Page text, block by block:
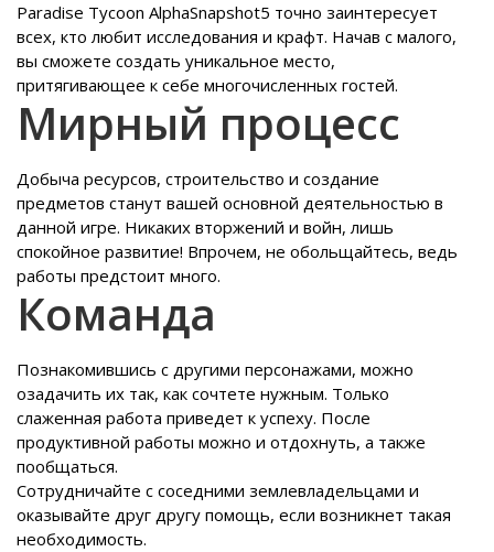
Paradise Tycoon AlphaSnapshot5 точно заинтересует
всех, кто любит исследования и крафт. Начав с малого,
вы сможете создать уникальное место,
притягивающее к себе многочисленных гостей.
Мирный процесс
Добыча ресурсов, строительство и создание
предметов станут вашей основной деятельностью в
данной игре. Никаких вторжений и войн, лишь
спокойное развитие! Впрочем, не обольщайтесь, ведь
работы предстоит много.
Команда
Познакомившись с другими персонажами, можно
озадачить их так, как сочтете нужным. Только
слаженная работа приведет к успеху. После
продуктивной работы можно и отдохнуть, а также
пообщаться.
Сотрудничайте с соседними землевладельцами и
оказывайте друг другу помощь, если возникнет такая
необходимость.